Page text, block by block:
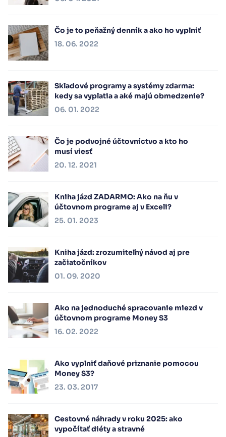
Čo je to peňažný denník a ako ho vyplniť
18. 06. 2022
Skladové programy a systémy zdarma:
kedy sa vyplatia a aké majú obmedzenie?
06. 01. 2022
Čo je podvojné účtovníctvo a kto ho
musí viesť
20. 12. 2021
Kniha jázd ZADARMO: Ako na ňu v
účtovnom programe aj v Exceli?
25. 01. 2023
Kniha jázd: zrozumiteľný návod aj pre
začiatočníkov
01. 09. 2020
Ako na jednoduché spracovanie miezd v
účtovnom programe Money S3
16. 02. 2022
Ako vyplniť daňové priznanie pomocou
Money S3?
23. 03. 2017
Cestovné náhrady v roku 2025: ako
vypočítať diéty a stravné